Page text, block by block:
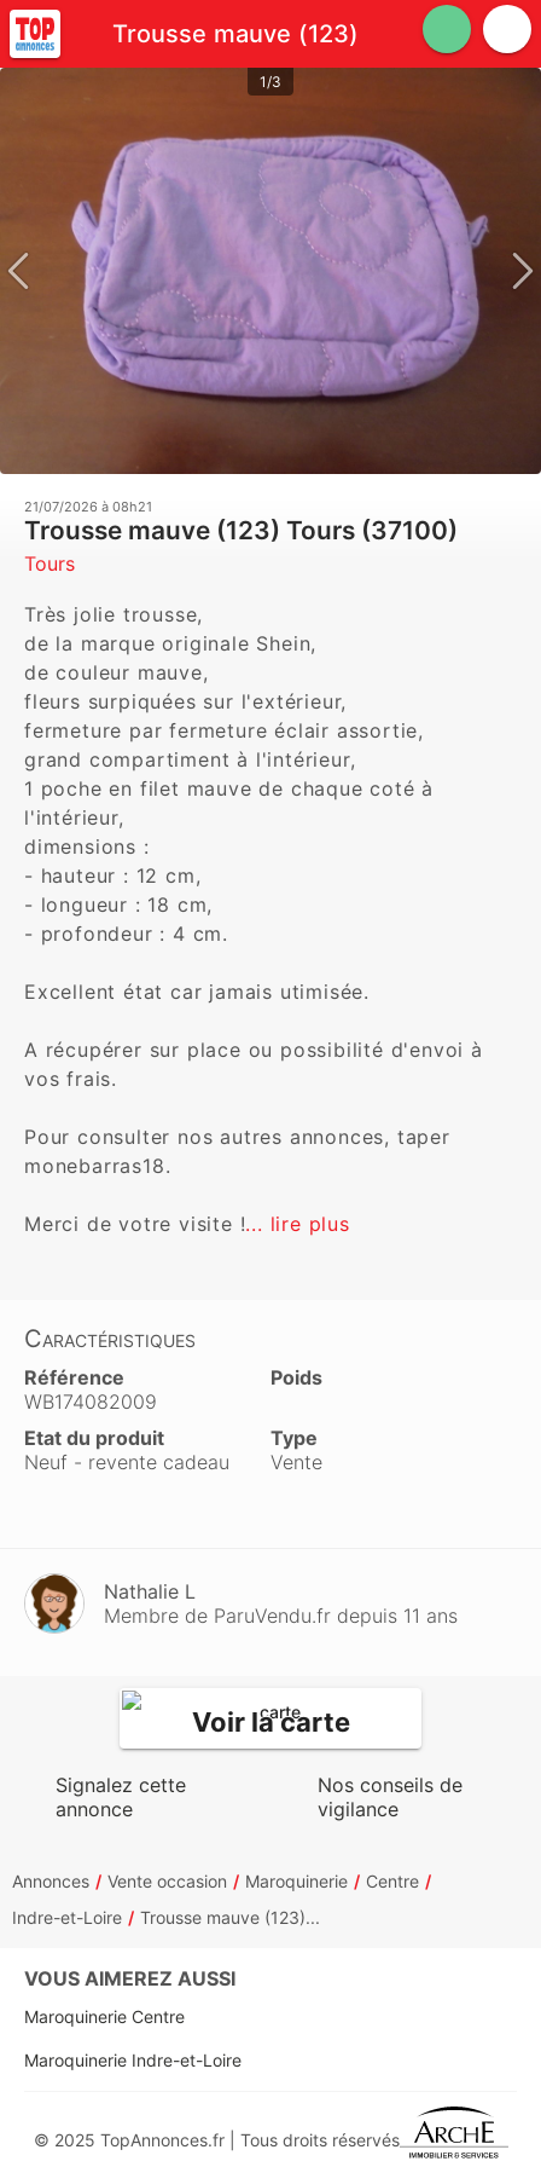
Trousse mauve (123)
1/3
21/07/2026 à 08h21
Trousse mauve (123) Tours (37100)
Tours
Très jolie trousse,
de la marque originale Shein,
de couleur mauve,
fleurs surpiquées sur l'extérieur,
fermeture par fermeture éclair assortie,
grand compartiment à l'intérieur,
1 poche en filet mauve de chaque coté à
l'intérieur,
dimensions :
- hauteur : 12 cm,
- longueur : 18 cm,
- profondeur : 4 cm.
Excellent état car jamais utimisée.
A récupérer sur place ou possibilité d'envoi à
vos frais.
Pour consulter nos autres annonces, taper
monebarras18.
Merci de votre visite ! ... lire plus
Caractéristiques
Référence
WB174082009
Poids
Etat du produit
Neuf - revente cadeau
Type
Vente
Nathalie L
Membre de ParuVendu.fr depuis 11 ans
Voir la carte
Signalez cette
annonce
Nos conseils de
vigilance
Annonces Vente occasion Maroquinerie
Centre
Indre-et-Loire
Trousse mauve (123)...
VOUS AIMEREZ AUSSI
Maroquinerie Centre
Maroquinerie Indre-et-Loire
© 2025 TopAnnonces.fr | Tous droits réservés